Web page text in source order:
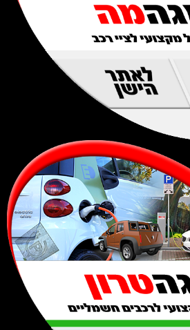
לאתר
הישן